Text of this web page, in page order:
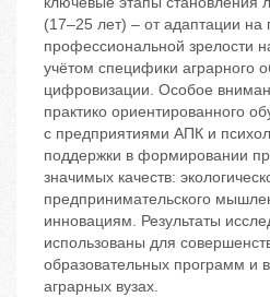
(17–25 лет) – от адаптации на
профессиональной зрелости
учётом специфики аграрного
цифровизации. Особое
практико ориентированного
с предприятиями АПК и
поддержки в формировании
значимых качеств:
предпринимательского
инновациям. Результаты
использованы для
образовательных программ и
аграрных вузах.